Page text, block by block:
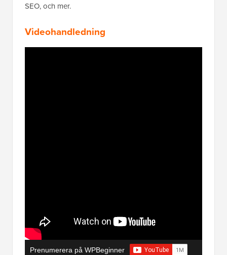
SEO, och mer.
Videohandledning
Prenumerera på WPBeginner